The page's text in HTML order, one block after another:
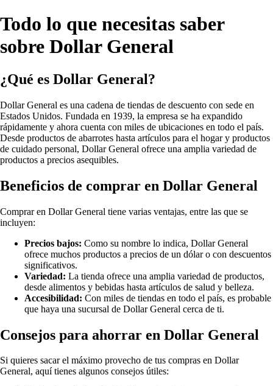
Todo lo que necesitas saber
sobre Dollar General
¿Qué es Dollar General?
Dollar General es una cadena de tiendas de descuento con sede en
Estados Unidos. Fundada en 1939, la empresa se ha expandido
rápidamente y ahora cuenta con miles de ubicaciones en todo el país.
Desde productos de abarrotes hasta artículos para el hogar y productos
de cuidado personal, Dollar General ofrece una amplia variedad de
productos a precios asequibles.
Beneficios de comprar en Dollar General
Comprar en Dollar General tiene varias ventajas, entre las que se
incluyen:
Precios bajos: Como su nombre lo indica, Dollar General
ofrece muchos productos a precios de un dólar o con descuentos
significativos.
Variedad: La tienda ofrece una amplia variedad de productos,
desde alimentos y bebidas hasta artículos de salud y belleza.
Accesibilidad: Con miles de tiendas en todo el país, es probable
que haya una sucursal de Dollar General cerca de ti.
Consejos para ahorrar en Dollar General
Si quieres sacar el máximo provecho de tus compras en Dollar
General, aquí tienes algunos consejos útiles: